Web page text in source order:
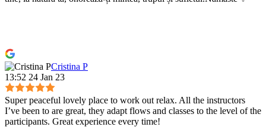
Cristina P
13:52 24 Jan 23
Super peaceful lovely place to work out relax. All the instructors
I’ve been to are great, they adapt flows and classes to the level of the
participants. Great experience every time!